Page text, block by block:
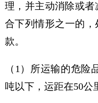
理，并主动消除或
合下列情形之一的，
款。
（1）所运输的危
吨以下，运距在50公